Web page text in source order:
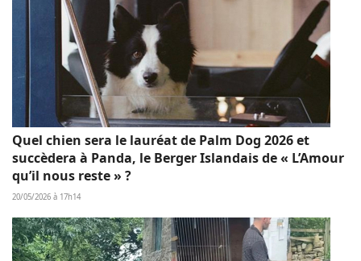
Quel chien sera le lauréat de Palm Dog 2026 et
succèdera à Panda, le Berger Islandais de « L’Amour
qu’il nous reste » ?
20/05/2026 à 17h14